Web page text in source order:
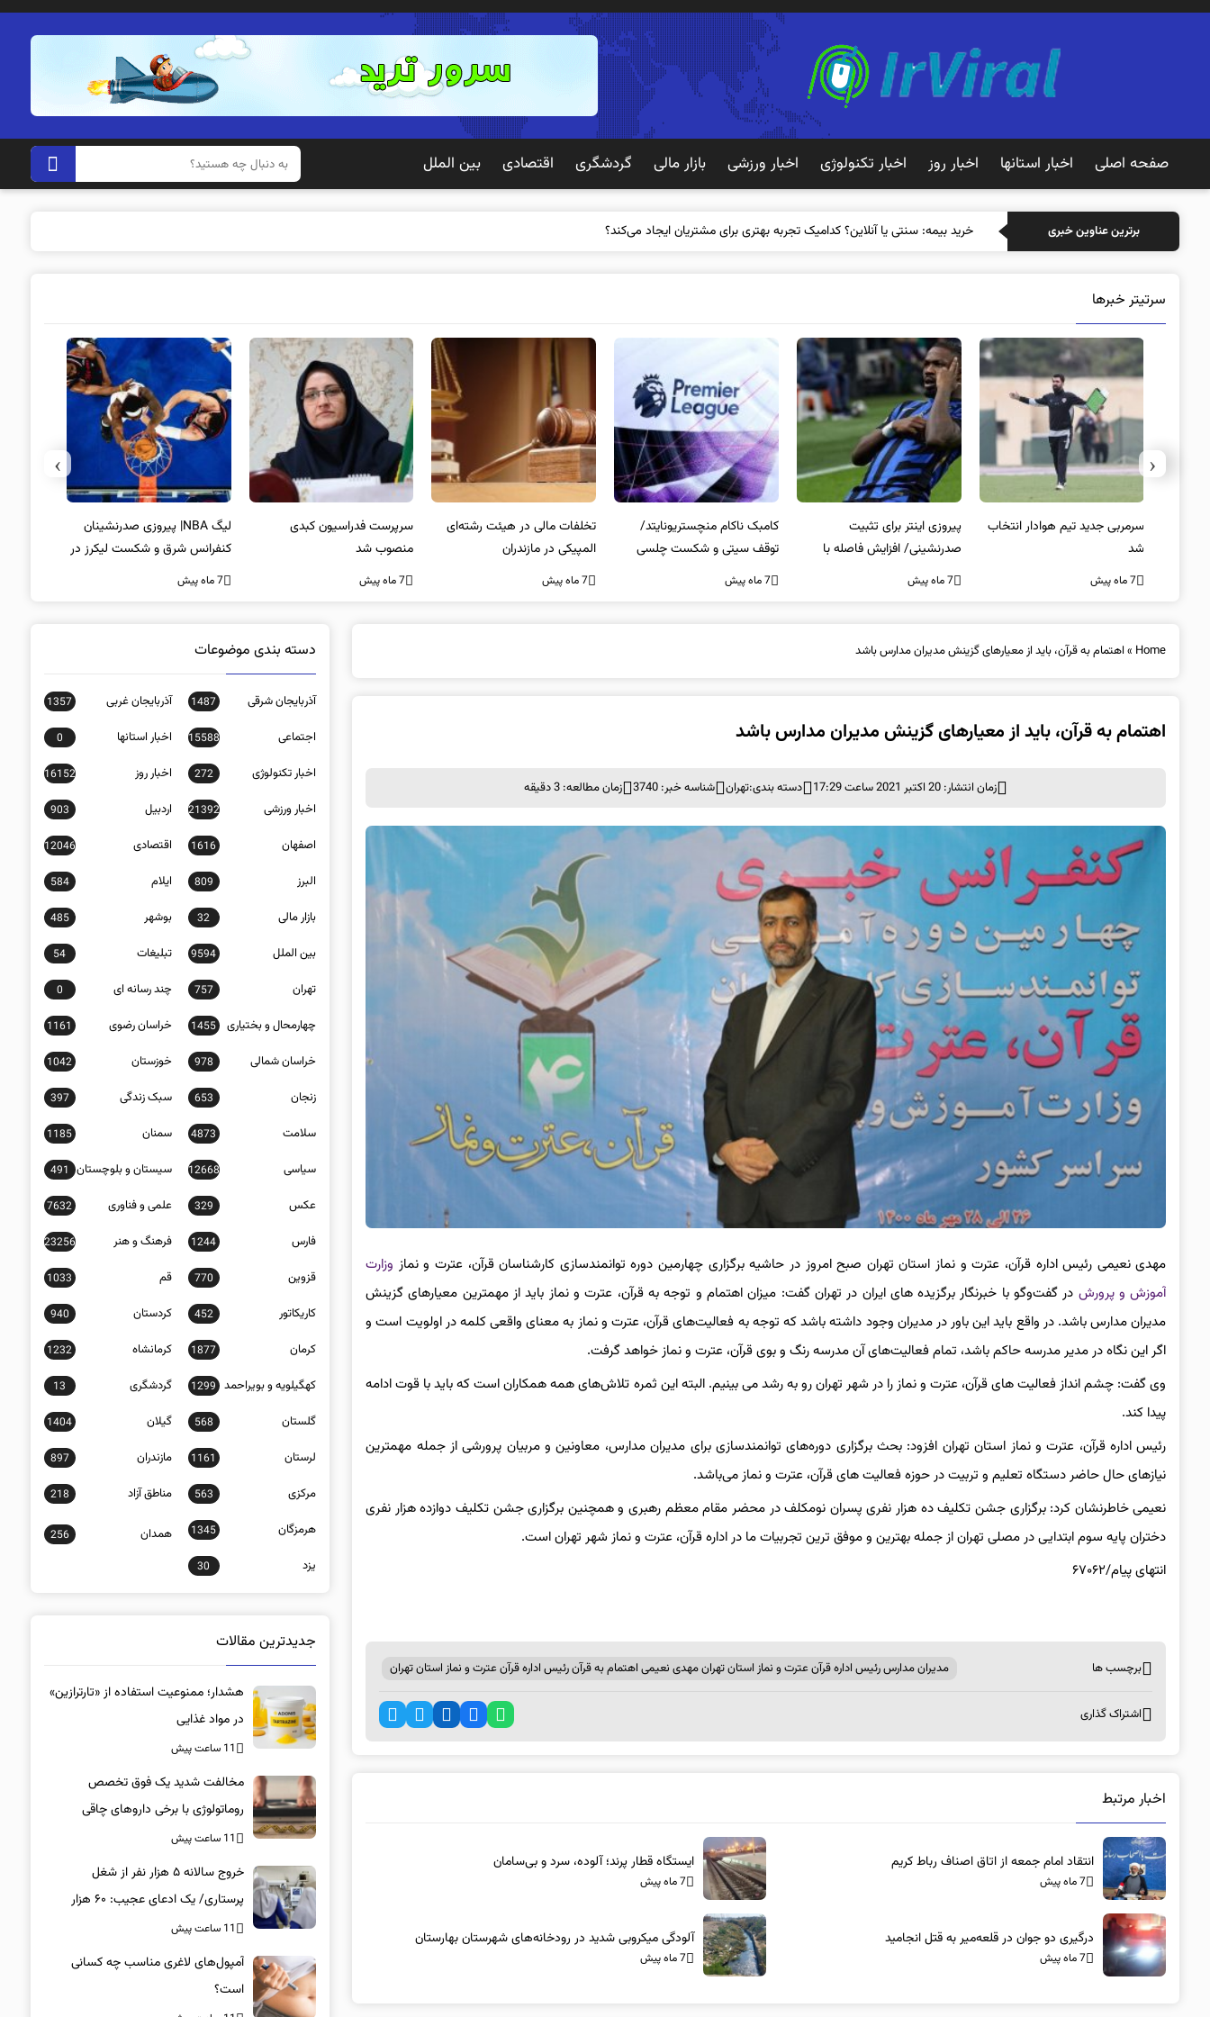
صفحه اصلی اخبار استانها اخبار روز اخبار تکنولوژی اخبار ورزشی بازار مالی گردشگری اقتصادی بین الملل
برترین عناوین خبری خرید بیم
سرتیتر خبرها
سرمربی جدید تیم هوادار انتخاب
شد
7 ماه پیش
پیروزی اینتر برای تثبیت
صدرنشینی/ افزایش فاصله با
ناپولی
7 ماه پیش
کامبک ناکام منچستریونایتد/
توقف سیتی و شکست چلسی
7 ماه پیش
تخلفات مالی در هیئت رشته‌ای
المپیکی در مازندران
7 ماه پیش
سرپرست فدراسیون کبدی
منصوب شد
7 ماه پیش
لیگ NBA| پیروزی صدرنشینان
کنفرانس شرق و شکست لیکرز در
غیاب جیمز
7 ماه پیش
‹
›
Home
» اهتمام به قرآن، باید از معیارهای گزینش مدیران مدارس باشد
اهتمام به قرآن، باید از معیارهای گزینش مدیران مدارس باشد
زمان انتشار: 20 اکتبر 2021 ساعت 17:29 دسته بندی:تهران شناسه خبر: 3740 زمان مطالعه: 3 دقیقه
مهدی نعیمی رئیس اداره قرآن، عترت و نماز استان تهران صبح امروز در حاشیه برگزاری چهارمین دوره توانمندسازی کارشناسان قرآن، عترت و نماز وزارت
آموزش و پرورش در گفت‌وگو با خبرنگار برگزیده های ایران در تهران گفت: میزان اهتمام و توجه به قرآن، عترت و نماز باید از مهمترین معیارهای گزینش
مدیران مدارس باشد. در واقع باید این باور در مدیران وجود داشته باشد که توجه به فعالیت‌های قرآن، عترت و نماز به معنای واقعی کلمه در اولویت است و
اگر این نگاه در مدیر مدرسه حاکم باشد، تمام فعالیت‌های آن مدرسه رنگ و بوی قرآن، عترت و نماز خواهد گرفت.
وی گفت: چشم انداز فعالیت های قرآن، عترت و نماز را در شهر تهران رو به رشد می بینیم. البته این ثمره تلاش‌های همه همکاران است که باید با قوت ادامه
پیدا کند.
رئیس اداره قرآن، عترت و نماز استان تهران افزود: بحث برگزاری دوره‌های توانمندسازی برای مدیران مدارس، معاونین و مربیان پرورشی از جمله مهمترین
نیازهای حال حاضر دستگاه تعلیم و تربیت در حوزه فعالیت های قرآن، عترت و نماز می‌باشد.
نعیمی خاطرنشان کرد: برگزاری جشن تکلیف ده هزار نفری پسران نومکلف در محضر مقام معظم رهبری و همچنین برگزاری جشن تکلیف دوازده هزار نفری
دختران پایه سوم ابتدایی در مصلی تهران از جمله بهترین و موفق ترین تجربیات ما در اداره قرآن، عترت و نماز شهر تهران است.
انتهای پیام/۶۷۰۶۲
برچسب ها مدیران مدارس رئیس اداره قرآن عترت و نماز استان تهران مهدی نعیمی اهتمام به قرآن رئیس اداره قرآن عترت و نماز استان تهران
اشتراک گذاری
اخبار مرتبط
انتقاد امام جمعه از اتاق اصناف رباط کریم
7 ماه پیش
ایستگاه قطار پرند؛ آلوده، سرد و بی‌سامان
7 ماه پیش
درگیری دو جوان در قلعه‌میر به قتل انجامید
7 ماه پیش
آلودگی میکروبی شدید در رودخانه‌های شهرستان بهارستان
7 ماه پیش
دسته بندی موضوعات
آذربایجان شرقی 1487 آذربایجان غربی 1357
اجتماعی 15588 اخبار استانها 0
اخبار تکنولوژی 272 اخبار روز 16152
اخبار ورزشی 21392 اردبیل 903
اصفهان 1616 اقتصادی 12046
البرز 809 ایلام 584
بازار مالی 32 بوشهر 485
بین الملل 9594 تبلیغات 54
تهران 757 چند رسانه ای 0
چهارمحال و بختیاری 1455 خراسان رضوی 1161
خراسان شمالی 978 خوزستان 1042
زنجان 653 سبک زندگی 397
سلامت 4873 سمنان 1185
سیاسی 12668 سیستان و بلوچستان 491
عکس 329 علمی و فناوری 7632
فارس 1244 فرهنگ و هنر 23256
قزوین 770 قم 1033
کاریکاتور 452 کردستان 940
کرمان 1877 کرمانشاه 1232
کهگیلویه و بویراحمد 1299 گردشگری 13
گلستان 568 گیلان 1404
لرستان 1161 مازندران 897
مرکزی 563 مناطق آزاد 218
هرمزگان 1345 همدان 256
یزد 30
جدیدترین مقالات
هشدار؛ ممنوعیت استفاده از «تارترازین»
در مواد غذایی
11 ساعت پیش
مخالفت شدید یک فوق تخصص
روماتولوژی با برخی داروهای چاقی
11 ساعت پیش
خروج سالانه ۵ هزار نفر از شغل
پرستاری/ یک ادعای عجیب: ۶۰ هزار
پرستار خانه‌نشین شدند؟
11 ساعت پیش
آمپول‌های لاغری مناسب چه کسانی
است؟